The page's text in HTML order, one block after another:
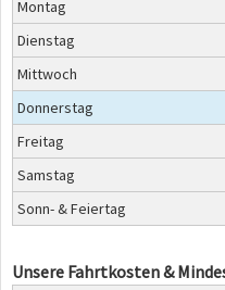
Montag
Dienstag
Mittwoch
Donnerstag
Freitag
Samstag
Sonn- & Feiertag
Unsere Fahrtkosten &